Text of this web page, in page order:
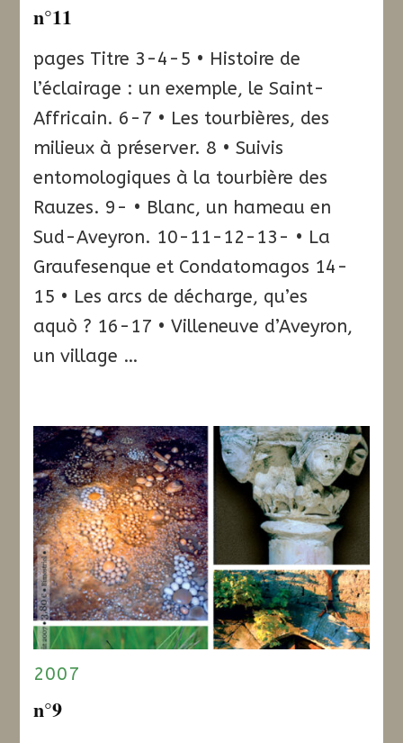
n°11
pages Titre 3-4-5 • Histoire de
l’éclairage : un exemple, le Saint-
Affricain. 6-7 • Les tourbières, des
milieux à préserver. 8 • Suivis
entomologiques à la tourbière des
Rauzes. 9- • Blanc, un hameau en
Sud-Aveyron. 10-11-12-13- • La
Graufesenque et Condatomagos 14-
15 • Les arcs de décharge, qu’es
aquò ? 16-17 • Villeneuve d’Aveyron,
un village …
2007
n°9